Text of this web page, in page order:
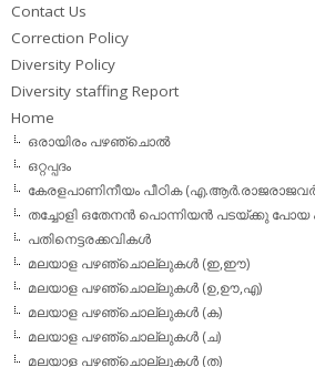
Contact Us
Correction Policy
Diversity Policy
Diversity staffing Report
Home
ഒരായിരം പഴഞ്ചൊല്‍
ഒറ്റപ്പദം
കേരളപാണിനീയം പീഠിക
തച്ചോളി ഒതേനൻ പൊന്നിയൻ പടയ്‌ക്കു പോയ
പതിനെട്ടരക്കവികള്‍
മലയാള പഴഞ്ചൊല്ലുകള്‍ (ഇ,ഈ)
മലയാള പഴഞ്ചൊല്ലുകള്‍ (ഉ,ഊ,എ)
മലയാള പഴഞ്ചൊല്ലുകള്‍ (ക)
മലയാള പഴഞ്ചൊല്ലുകള്‍ (ച)
മലയാള പഴഞ്ചൊല്ലുകള്‍ (ത)